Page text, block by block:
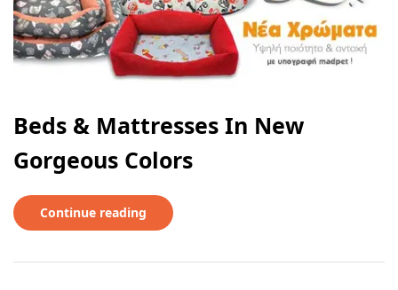
Beds & Mattresses In New
Gorgeous Colors
Continue reading